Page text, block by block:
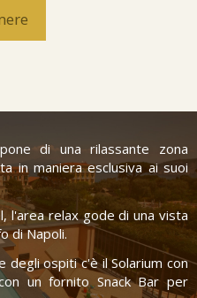
di una rilassante zona
in maniera esclusiva ai suoi
l'area relax gode di una vista
di Napoli.
degli ospiti c'è il Solarium con
un fornito Snack Bar per